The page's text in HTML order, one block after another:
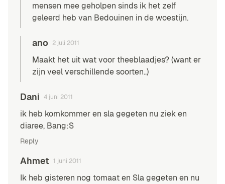
mensen mee geholpen sinds ik het zelf
geleerd heb van Bedouinen in de woestijn.
ano 2 juli 2011
Maakt het uit wat voor theeblaadjes? (want er
zijn veel verschillende soorten..)
Dani 4 juni 2011
ik heb komkommer en sla gegeten nu ziek en
diaree, Bang:S
Reply
Ahmet 1 juni 2011
Ik heb gisteren nog tomaat en Sla gegeten en nu